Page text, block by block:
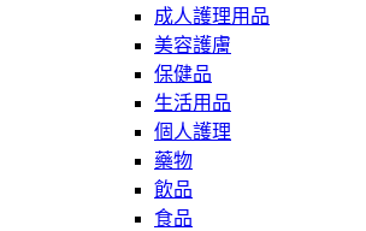
成人護理用品
美容護膚
保健品
生活用品
個人護理
藥物
飲品
食品